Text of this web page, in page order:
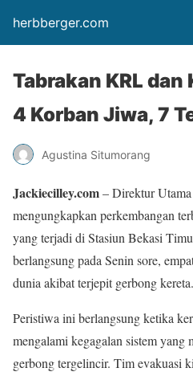
herbberger.com
Tabrakan KRL dan
4 Korban Jiwa, 7
Agustina Situmorang
Jackiecilley.com– Direktur
mengungkapkan perkembangan
yang terjadi di Stasiun Bekasi
berlangsung pada Senin sore,
dunia akibat terjepit gerbong kereta.
Peristiwa ini berlangsung ketika
mengalami kegagalan sistem yang
gerbong tergelincir. Tim evakuasi